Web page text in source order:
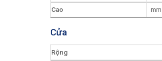
Cao
mm
Cửa
Rộng